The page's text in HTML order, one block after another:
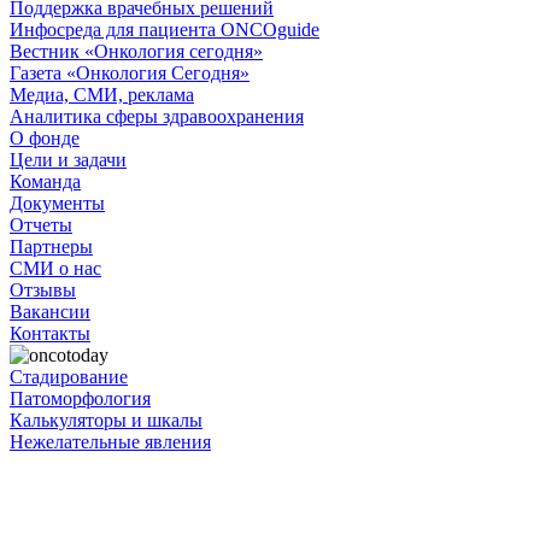
Поддержка врачебных решений
Инфосреда для пациента ONCOguide
Вестник «Онкология сегодня»
Газета «Онкология Сегодня»
Медиа, СМИ, реклама
Аналитика сферы здравоохранения
О фонде
Цели и задачи
Команда
Документы
Отчеты
Партнеры
СМИ о нас
Отзывы
Вакансии
Контакты
Стадирование
Патоморфология
Калькуляторы и шкалы
Нежелательные явления